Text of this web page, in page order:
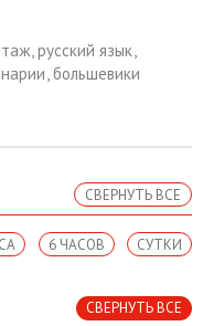
,русский язык,
,большевики
СВЕРНУТЬ ВСЕ
СУТКИ
6 ЧАСОВ
СВЕРНУТЬ ВСЕ